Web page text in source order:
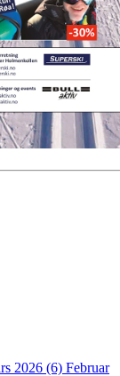
2026 (6) Februar